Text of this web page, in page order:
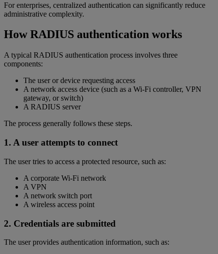
For enterprises, centralized authentication can significantly reduce
administrative complexity.
How RADIUS authentication works
A typical RADIUS authentication process involves three
components:
The user or device requesting access
A network access device (such as a Wi-Fi controller, VPN
gateway, or switch)
A RADIUS server
The process generally follows these steps.
1. A user attempts to connect
The user tries to access a protected resource, such as:
A corporate Wi-Fi network
A VPN
A network switch port
A wireless access point
2. Credentials are submitted
The user provides authentication information, such as: